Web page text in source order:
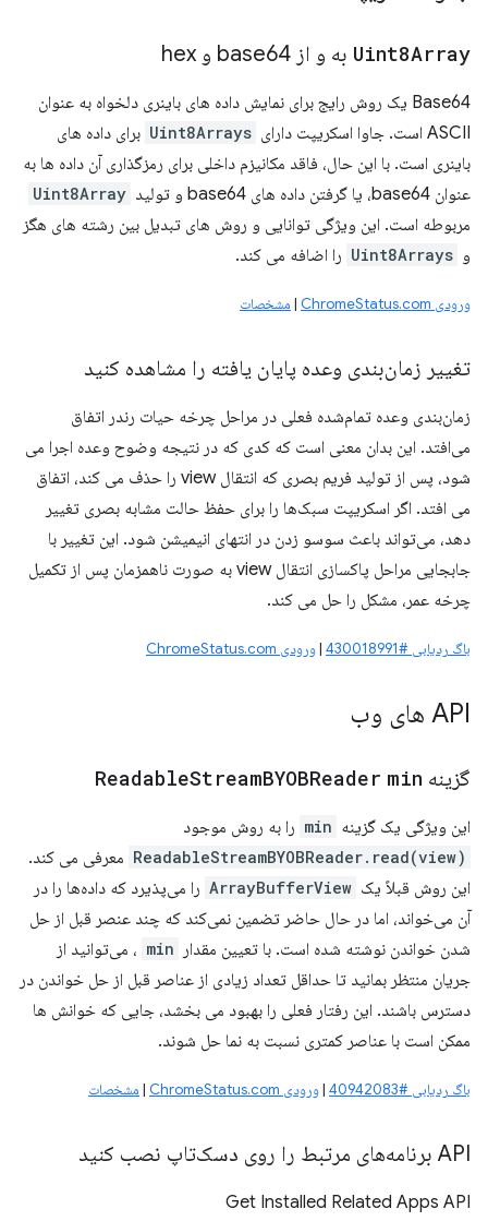
Uint8Array به و از base64 و hex
Base64 یک روش رایج برای نمایش داده های باینری دلخواه به عنوان
ASCII است. جاوا اسکریپت دارای
Uint8Arrays برای داده های
باینری است. با این حال، فاقد مکانیزم داخلی برای رمزگذاری آن داده ها به
عنوان base64، یا گرفتن داده های base64 و تولید
Uint8Array
مربوطه است. این ویژگی توانایی و روش های تبدیل بین رشته های هگز
و Uint8Arrays را اضافه می کند.
ورودی ChromeStatus.com | مشخصات
تغییر زمان‌بندی وعده پایان یافته را مشاهده کنید
زمان‌بندی وعده تمام‌شده فعلی در مراحل چرخه حیات رندر اتفاق
می‌افتد. این بدان معنی است که کدی که در نتیجه وضوح وعده اجرا می
شود، پس از تولید فریم بصری که انتقال view را حذف می کند، اتفاق
می افتد. اگر اسکریپت سبک‌ها را برای حفظ حالت مشابه بصری تغییر
دهد، می‌تواند باعث سوسو زدن در انتهای انیمیشن شود. این تغییر با
جابجایی مراحل پاکسازی انتقال view به صورت ناهمزمان پس از تکمیل
چرخه عمر، مشکل را حل می کند.
باگ ردیابی #430018991 |ورودی ChromeStatus.com
API های وب
گزینه ReadableStreamBYOBReader min
این ویژگی یک گزینه min را به روش موجود
ReadableStreamBYOBReader.read(view) معرفی می کند.
این روش قبلاً یک ArrayBufferView را می‌پذیرد که داده‌ها را در
آن می‌خواند، اما در حال حاضر تضمین نمی‌کند که چند عنصر قبل از حل
شدن خواندن نوشته شده است. با تعیین مقدار
min ، می‌توانید از
جریان منتظر بمانید تا حداقل تعداد زیادی از عناصر قبل از حل خواندن در
دسترس باشند. این رفتار فعلی را بهبود می بخشد، جایی که خوانش ها
ممکن است با عناصر کمتری نسبت به نما حل شوند.
باگ ردیابی #40942083 |ورودی ChromeStatus.com | مشخصات
API برنامه‌های مرتبط را روی دسک‌تاپ نصب کنید
Get Installed Related Apps API